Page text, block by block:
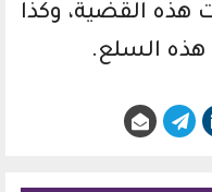
القضية، وكذا
هذه السلع.